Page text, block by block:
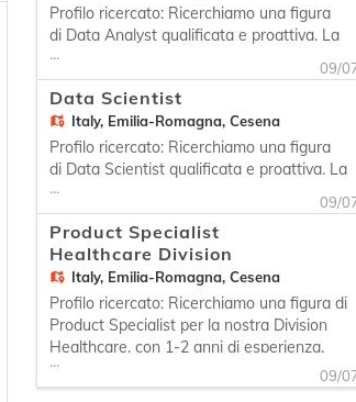
delle applicazioni. In particolare, si occupe
Profilo ricercato: Ricerchiamo una figura
di Data Analyst qualificata e proattiva. La
persona ideale ha 1-2 anni di esperienza e
ha conseguito la Laurea in Informatica o
discipline STEM. Si occuperà di analisi dei
requisiti, progettazione e realizzazione di
ambienti interattivi per l'analisi dati e
...
09/
Data Scientist
Italy, Emilia-Romagna, Cesena
Profilo ricercato: Ricerchiamo una figura
di Data Scientist qualificata e proattiva. La
persona ideale ha 1-2 anni di esperienza
e/o ha conseguito la Laurea in Informatica
o discipline STEM. Il profilo sarà
responsabile dell'analisi e interpretazione
di dati complessi per supportare le
decisioni azi
...
09/
Product Specialist
Healthcare Division
Italy, Emilia-Romagna, Cesena
Profilo ricercato: Ricerchiamo una figura di
Product Specialist per la nostra Division
Healthcare, con 1-2 anni di esperienza,
che si occuperà di affiancare il Project
Manager nel processo di avviamento dei
...
09/